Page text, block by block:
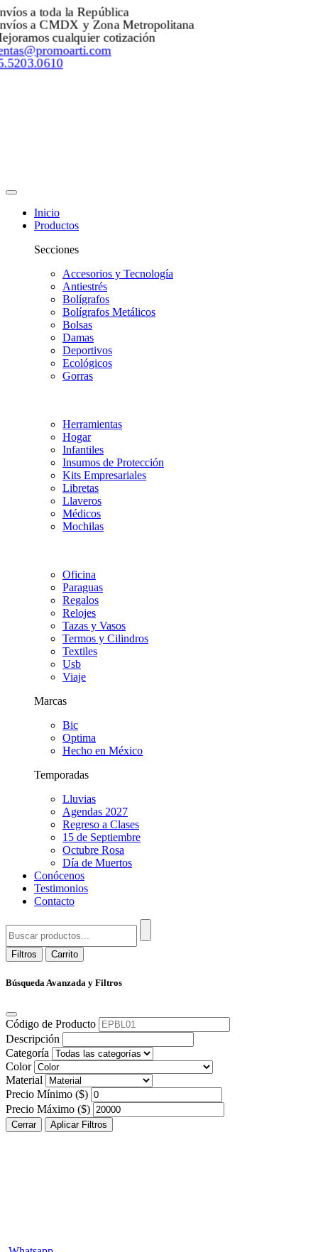
Envíos a toda la República
Envíos a CMDX y Zona Metropolitana
Mejoramos cualquier cotización
ventas@promoarti.com
55.5203.0610
Inicio
Productos
Secciones
Accesorios y Tecnología
Antiestrés
Bolígrafos
Bolígrafos Metálicos
Bolsas
Damas
Deportivos
Ecológicos
Gorras
Herramientas
Hogar
Infantiles
Insumos de Protección
Kits Empresariales
Libretas
Llaveros
Médicos
Mochilas
Oficina
Paraguas
Regalos
Relojes
Tazas y Vasos
Termos y Cilindros
Textiles
Usb
Viaje
Marcas
Bic
Optima
Hecho en México
Temporadas
Lluvias
Agendas 2027
Regreso a Clases
15 de Septiembre
Octubre Rosa
Día de Muertos
Conócenos
Testimonios
Contacto
Filtros Carrito
Búsqueda Avanzada y Filtros
Código de Producto
Descripción
Categoría
Color
Material
Precio Mínimo ($)
Precio Máximo ($)
Cerrar Aplicar Filtros